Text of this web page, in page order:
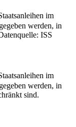
im
werden, in
ISS
im
werden, in
sind.